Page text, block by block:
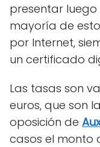
presentar luego
mayoría de
por Internet,
un certificado
Las tasas son
euros, que son
oposición de
casos el monto